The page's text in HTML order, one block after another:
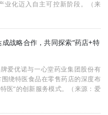
业化迈入自主可控新阶段。（来
战略合作，共同探索“药店+特
爱优诺与一心堂药业集团股份有
绕特医食品在零售药店的深度布
医”的创新服务模式。（来源：爱